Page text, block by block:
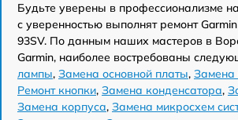
Будьте уверены в профессионализме
с уверенностью выполнят ремонт
93SV. По данным наших мастеров в
Garmin, наиболее востребованы
лампы, Замена основной платы, Замена
Ремонт кнопки, Замена конденсатора,
Замена корпуса, Замена микросхем